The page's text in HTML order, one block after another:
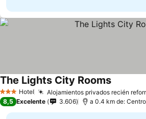
3 Estrellas
Hotel Alojamientos privados recién
The Lights City Rooms
8,5 Excelente 3.606 a 0.4 km de: